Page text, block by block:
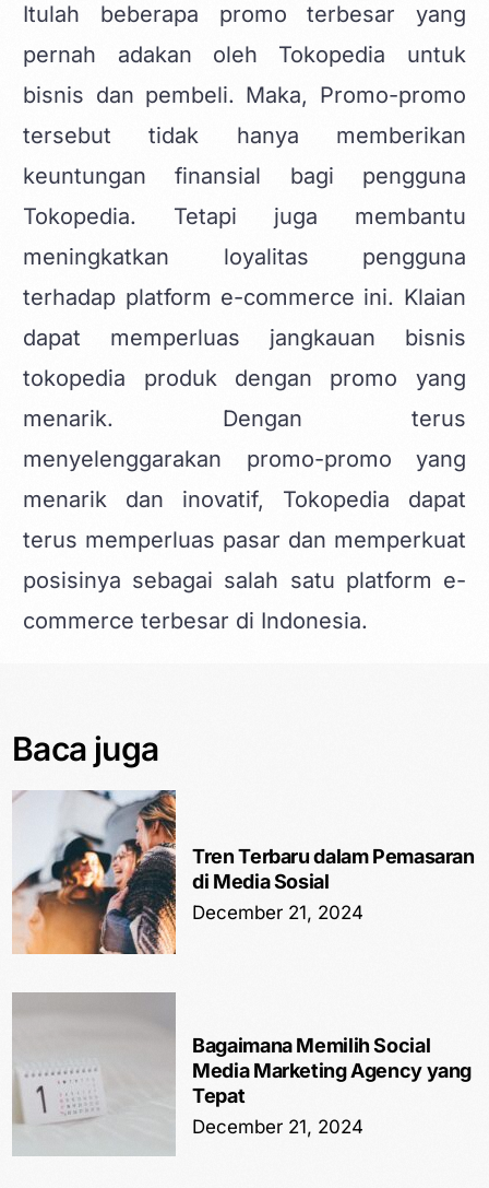
Itulah beberapa promo terbesar yang
pernah adakan oleh Tokopedia untuk
bisnis dan pembeli. Maka, Promo-promo
tersebut tidak hanya memberikan
keuntungan finansial bagi pengguna
Tokopedia. Tetapi juga membantu
meningkatkan loyalitas pengguna
terhadap platform e-commerce ini. Klaian
dapat memperluas jangkauan bisnis
tokopedia produk dengan promo yang
menarik. Dengan terus
menyelenggarakan promo-promo yang
menarik dan inovatif, Tokopedia dapat
terus memperluas pasar dan memperkuat
posisinya sebagai salah satu platform e-
commerce terbesar di Indonesia.
Baca juga
Tren Terbaru dalam Pemasaran
di Media Sosial
December 21, 2024
Bagaimana Memilih Social
Media Marketing Agency yang
Tepat
December 21, 2024